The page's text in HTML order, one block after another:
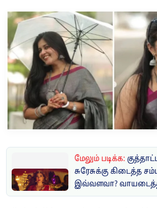
மேலும் படிக்க:
சுரேசுக்கு கிடைத்த
இவ்வளவா?